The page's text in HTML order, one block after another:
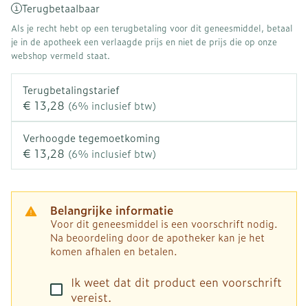
Terugbetaalbaar
Als je recht hebt op een terugbetaling voor dit geneesmiddel, betaal
je in de apotheek een verlaagde prijs en niet de prijs die op onze
webshop vermeld staat.
Terugbetalingstarief
€ 13,28 (6% inclusief btw)
Verhoogde tegemoetkoming
€ 13,28 (6% inclusief btw)
Belangrijke informatie
Voor dit geneesmiddel is een voorschrift nodig.
Na beoordeling door de apotheker kan je het
komen afhalen en betalen.
Ik weet dat dit product een voorschrift
vereist.